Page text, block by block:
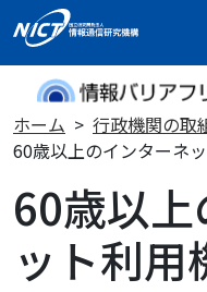
ホーム 行政機関の取
60歳以上のインターネ
60歳以
ット利用